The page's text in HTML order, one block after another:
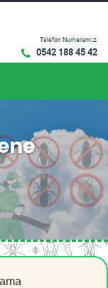
Telefon Numaramız:
0542 188 45 42